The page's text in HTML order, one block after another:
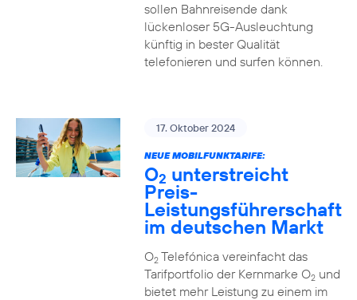
sollen Bahnreisende dank
lückenloser 5G-Ausleuchtung
künftig in bester Qualität
telefonieren und surfen können.
17. Oktober 2024
NEUE MOBILFUNKTARIFE:
O2 unterstreicht
Preis-
Leistungsführerschaft
im deutschen Markt
O2Telefónica vereinfacht das
Tarifportfolio der Kernmarke O2und
bietet mehr Leistung zu einem im